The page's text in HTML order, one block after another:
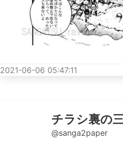
2021-06-06 05:47:11
チラシ裏の
@sanga2paper